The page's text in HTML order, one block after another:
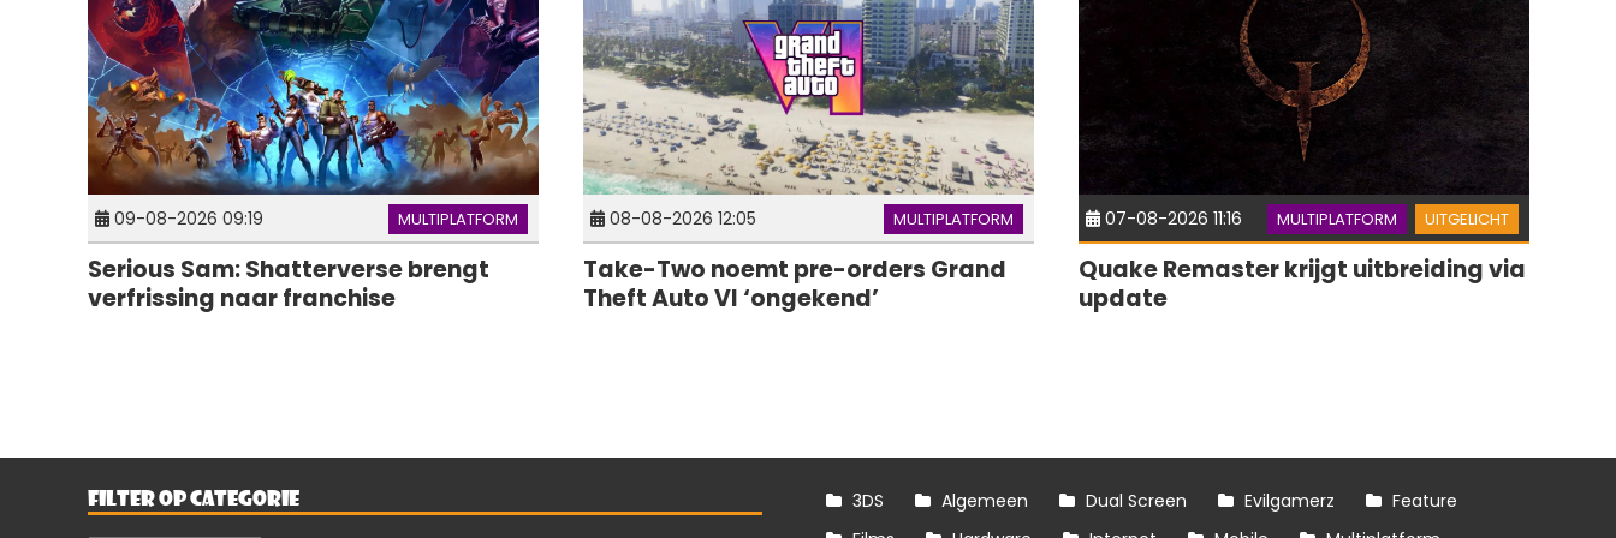
09-08-2026 09:19 MULTIPLATFORM
Serious Sam: Shatterverse brengt
verfrissing naar franchise
08-08-2026 12:05 MULTIPLATFORM
Take-Two noemt pre-orders Grand
Theft Auto VI ‘ongekend’
07-08-2026 11:16 MULTIPLATFORM UITGELICHT
Quake Remaster krijgt uitbreiding via
update
FILTER OP CATEGORIE 3DS Algemeen Dual Screen Evilgamerz
Feature